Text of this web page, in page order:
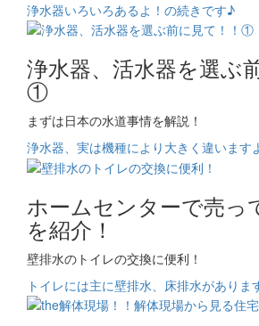
浄水器いろいろあるよ！の続きです♪
浄水器、活水器を選ぶ
①
まずは日本の水道事情を解説！
浄水器、実は機種により大きく違います
ホームセンターで売っ
を紹介！
壁排水のトイレの交換に便利！
トイレには主に壁排水、床排水がありま